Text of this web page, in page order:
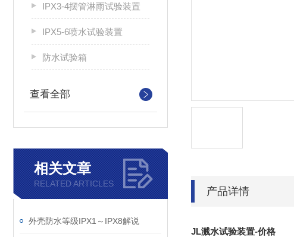
IPX3-4摆管淋雨试验装置
IPX5-6喷水试验装置
防水试验箱
查看全部
相关文章
RELATED ARTICLES
外壳防水等级IPX1～IPX8解说
产品详情
JL溅水试验装置-价格